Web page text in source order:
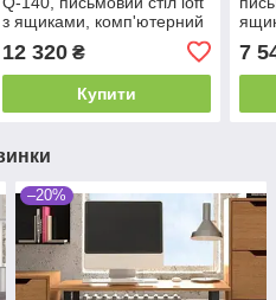
з ящиками, комп'ютерний
будинок
12 320₴
Купити
7
–20%